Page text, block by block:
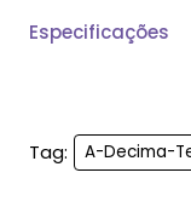
Especificações
Tag: A-Decima-